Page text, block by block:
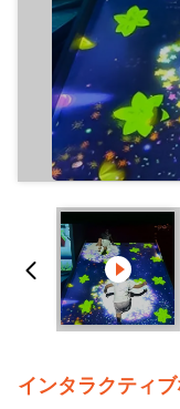
インタラクティ